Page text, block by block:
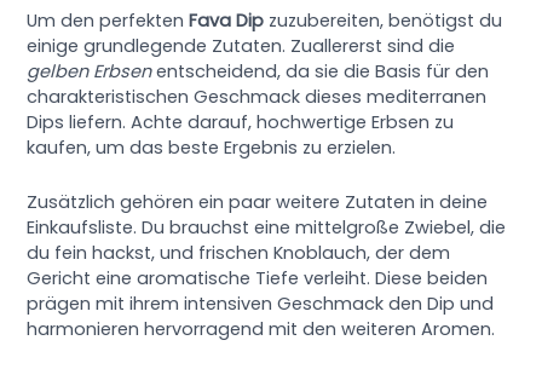
Um den perfektenFava Dip zuzubereiten, benötigst du
einige grundlegende Zutaten. Zuallererst sind die
gelben Erbsenentscheidend, da sie die Basis für den
charakteristischen Geschmack dieses mediterranen
Dips liefern. Achte darauf, hochwertige Erbsen zu
kaufen, um das beste Ergebnis zu erzielen.
Zusätzlich gehören ein paar weitere Zutaten in deine
Einkaufsliste. Du brauchst eine mittelgroße Zwiebel, die
du fein hackst, und frischen Knoblauch, der dem
Gericht eine aromatische Tiefe verleiht. Diese beiden
prägen mit ihrem intensiven Geschmack den Dip und
harmonieren hervorragend mit den weiteren Aromen.